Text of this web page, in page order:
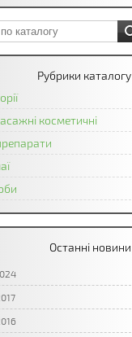
Рубрики каталогу
косметичні
Останні новини